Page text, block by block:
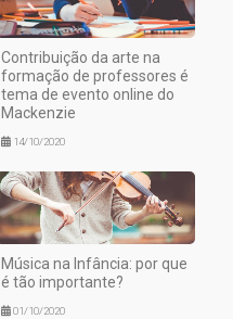
Contribuição da arte na
formação de professores é
tema de evento online do
Mackenzie
14/10/2020
Música na Infância: por que
é tão importante?
01/10/2020